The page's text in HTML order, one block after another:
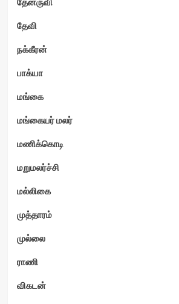
தேவி
நக்கீரன்
பாக்யா
மங்கை
மங்கையர் மலர்
மணிக்கொடி
மறுமலர்ச்சி
மல்லிகை
முத்தாரம்
முல்லை
ராணி
விகடன்